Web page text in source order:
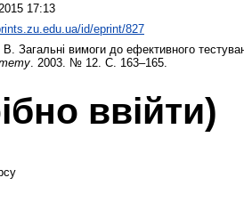
17:13
id/eprint/827
Загальні вимоги до ефективного
. 2003. № 12. С. 163–165.
ввійти)